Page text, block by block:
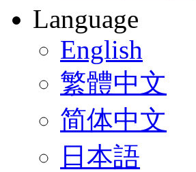
Language
English
繁體中文
简体中文
日本語